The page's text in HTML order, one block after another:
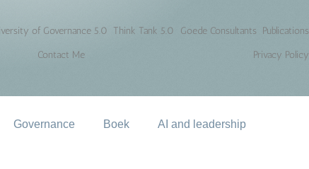
of Governance 5.0 Think Tank 5.0 Goede Consultants Publications
Contact Me
Privacy Policy
Governance Boek AI and leadership